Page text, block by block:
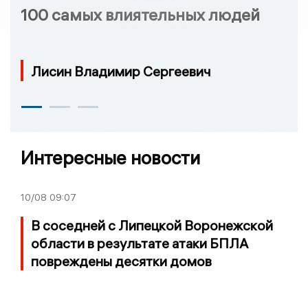
100 самых влиятельных людей
Лисин Владимир Сергеевич
Интересные новости
10/08 09:07
В соседней с Липецкой Воронежской
области в результате атаки БПЛА
повреждены десятки домов